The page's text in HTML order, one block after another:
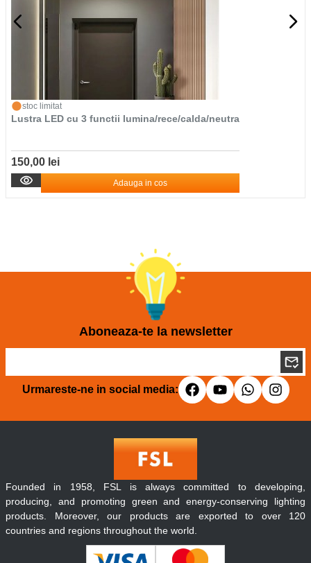
stoc limitat
Lustra LED cu 3 functii lumina/rece/calda/neutra
150,00 lei
Adauga in cos
Aboneaza-te la newsletter
Urmareste-ne in social media:
Founded in 1958, FSL is always committed to developing,
producing, and promoting green and energy-conserving lighting
products. Moreover, our products are exported to over 120
countries and regions throughout the world.